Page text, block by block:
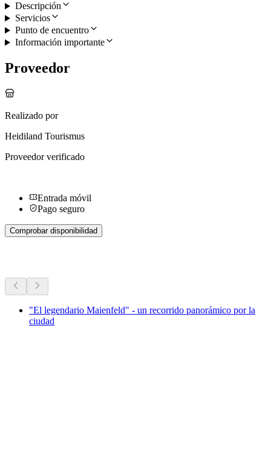
Descripción
Servicios
Punto de encuentro
Información importante
Proveedor
Realizado por
Heidiland Tourismus
Proveedor verificado
Entrada móvil
Pago seguro
Comprobar disponibilidad
"El legendario Maienfeld" - un recorrido panorámico por la
ciudad